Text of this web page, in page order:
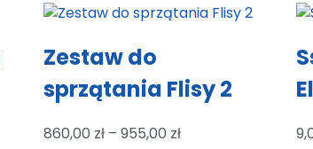
Zestaw do
sprzątania Flisy 2
860,00 zł – 955,00 zł